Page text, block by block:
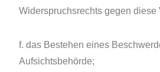
Widerspruchsrechts gegen diese
f. das Bestehen eines
Aufsichtsbehörde;